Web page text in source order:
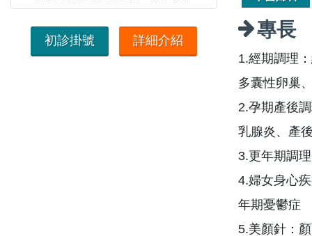
初診掛號 詳細介紹 專長
1.經期調理
多囊性卵巢
2.孕期產後
乳腺炎、產
3.更年期調
4.婦女身心
年期憂鬱症
5.美顏針：